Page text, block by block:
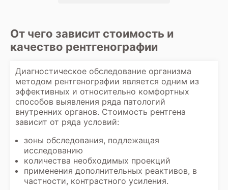
От чего зависит стоимость и
качество рентгенографии
Диагностическое обследование организма
методом рентгенографии является одним из
эффективных и относительно комфортных
способов выявления ряда патологий
внутренних органов. Стоимость рентгена
зависит от ряда условий:
зоны обследования, подлежащая
исследованию
количества необходимых проекций
применения дополнительных реактивов, в
частности, контрастного усиления.